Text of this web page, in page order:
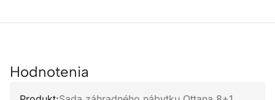
Hodnotenia